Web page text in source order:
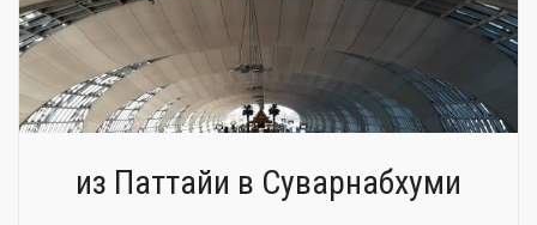
из Паттайи в Суварнабхуми